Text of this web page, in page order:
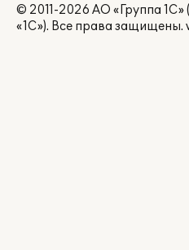
© 2011-2026 АО «Группа
«1С»). Все права защищены.